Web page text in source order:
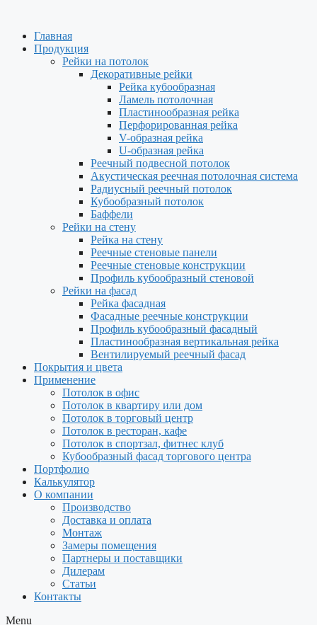
содержимому
Главная
Продукция
Рейки на потолок
Декоративные рейки
Рейка кубообразная
Ламель потолочная
Пластинообразная рейка
Перфорированная рейка
V-образная рейка
U-образная рейка
Реечный подвесной потолок
Акустическая реечная потолочная система
Радиусный реечный потолок
Кубообразный потолок
Баффели
Рейки на стену
Рейка на стену
Реечные стеновые панели
Реечные стеновые конструкции
Профиль кубообразный стеновой
Рейки на фасад
Рейка фасадная
Фасадные реечные конструкции
Профиль кубообразный фасадный
Пластинообразная вертикальная рейка
Вентилируемый реечный фасад
Покрытия и цвета
Применение
Потолок в офис
Потолок в квартиру или дом
Потолок в торговый центр
Потолок в ресторан, кафе
Потолок в спортзал, фитнес клуб
Кубообразный фасад торгового центра
Портфолио
Калькулятор
О компании
Производство
Доставка и оплата
Монтаж
Замеры помещения
Партнеры и поставщики
Дилерам
Статьи
Контакты
Menu